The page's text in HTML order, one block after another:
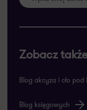
Zobacz
Blog akcyza i cło pod
Blog księgowych